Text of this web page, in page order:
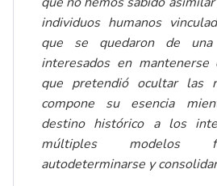
individuos humanos
que se quedaron de
interesados en
que pretendió ocultar las
compone su esencia
destino histórico a los
múltiples modelos
autodeterminarse y